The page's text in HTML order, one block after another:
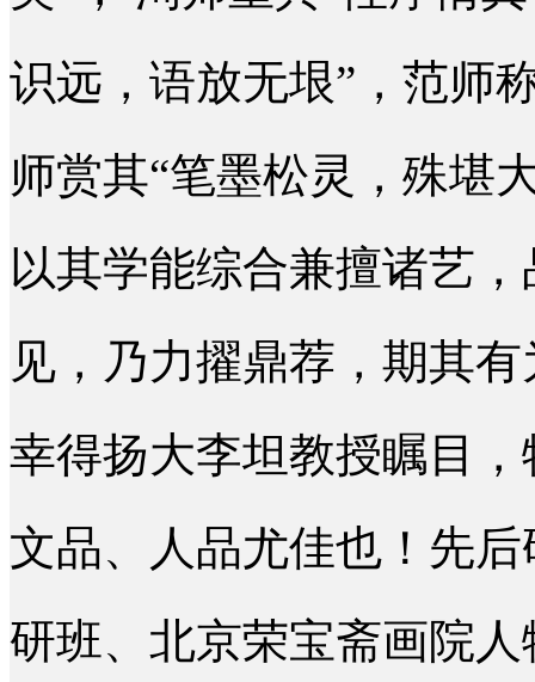
识远，语放无垠”，范师
师赏其“笔墨松灵，殊堪
以其学能综合兼擅诸艺
见，乃力擢鼎荐，期其
幸得扬大李坦教授瞩目
文品、人品尤佳也！先
研班、北京荣宝斋画院